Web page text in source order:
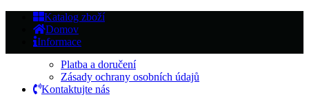
Katalog zboží
Domov
Informace
Platba a doručení
Zásady ochrany osobních údajů
Kontaktujte nás